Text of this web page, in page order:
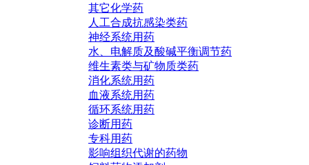
其它化学药
人工合成抗感染类药
神经系统用药
水、电解质及酸碱平衡调节药
维生素类与矿物质类药
消化系统用药
血液系统用药
循环系统用药
诊断用药
专科用药
影响组织代谢的药物